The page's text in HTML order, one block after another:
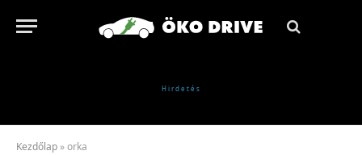
Kezdőlap »orka